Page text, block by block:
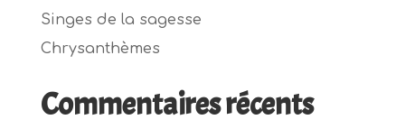
Singes de la sagesse
Chrysanthèmes
Commentaires récents